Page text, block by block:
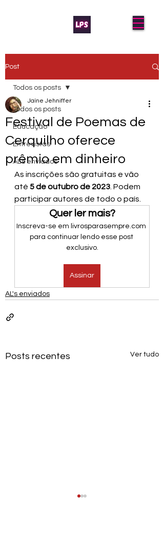
Post
Todos os posts
Educação
Entrevistas
AL's enviados
Todos os posts
Festival de Poemas de
Cerquilho oferece
prêmio em dinheiro
Jaíne Jehniffer
As inscrições são gratuitas e vão
até 5 de outubro de 2023 . Podem
participar autores de todo o país.
Quer ler mais?
Inscreva-se em livrosparasempre.com
para continuar lendo esse post
exclusivo.
Assinar
AL's enviados
Posts recentes Ver tudo